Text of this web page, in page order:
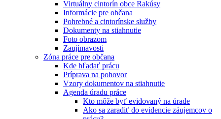
Virtuálny cintorín obce Rakúsy
Informácie pre občana
Pohrebné a cintorínske služby
Dokumenty na stiahnutie
Foto obrazom
Zaujímavosti
Zóna práce pre občana
Kde hľadať prácu
Príprava na pohovor
Vzory dokumentov na stiahnutie
Agenda úradu práce
Kto môže byť evidovaný na úrade
Ako sa zaradiť do evidencie záujemcov o